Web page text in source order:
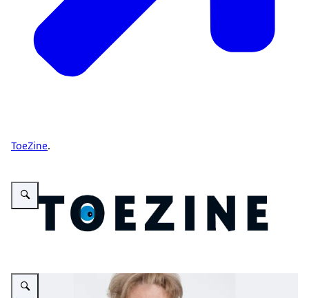
ToeZine.
Vergroot afbeelding logo van ToeZine
Vergroot afbeelding foto van Alida Oppers